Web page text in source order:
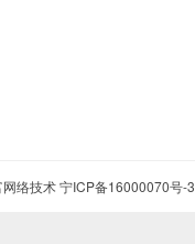
络技术宁ICP备16000070号-3